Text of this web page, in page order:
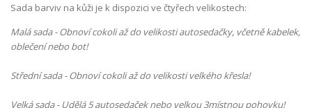
Sada barviv na kůži je k dispozici ve čtyřech velikostech:
Malá sada - Obnoví cokoli až do velikosti autosedačky, včetně kabelek,
oblečení nebo bot!
Střední sada - Obnoví cokoli až do velikosti velkého křesla!
Velká sada - Udělá 5 autosedaček nebo velkou 3místnou pohovku!